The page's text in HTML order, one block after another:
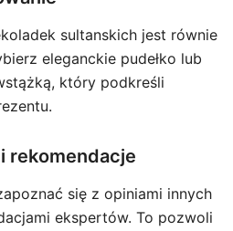
sultanskich jest równie
eleganckie pudełko lub
który podkreśli
rekomendacje
się z opiniami innych
ekspertów. To pozwoli